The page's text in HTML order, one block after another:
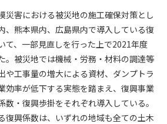
録について
ター会員一覧
お問い合わせ
約
災害における被災地の施工確保対策とし
、熊本県内、広島県内で導入している復
て、一部見直しを行った上で2021年度
。被災地では機械・労務・材料の調達等
や工事量の増大による資材、ダンプトラ
効率が低下する実態を踏まえ、復興事業
数・復興歩掛をそれぞれ導入している。
復興係数は、いずれの地域も全ての土木
件等について定めるものです。
上で随時掲載するルールは本規約の
とします。
得ることなく、随時変更されることが
建設資料館WEB上に表示した時点で直
たものとみなします。